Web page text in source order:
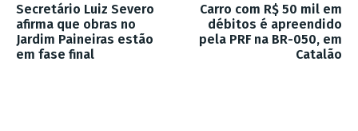
Secretário Luiz Severo
afirma que obras no
Jardim Paineiras estão
em fase final
Carro com R$ 50 mil em
débitos é apreendido
pela PRF na BR-050, em
Catalão